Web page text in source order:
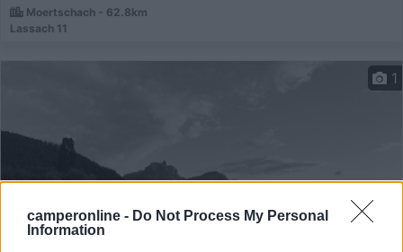
camperonline - Do Not Process My Personal
Information
Moertschach - 62.8km
Lassach 11
1